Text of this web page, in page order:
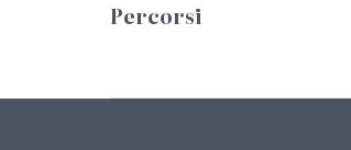
Percorsi